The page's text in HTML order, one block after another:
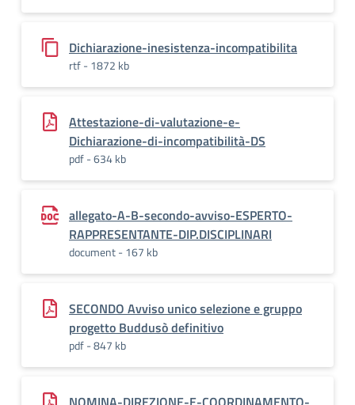
Dichiarazione-inesistenza-incompatibilita
rtf - 1872 kb
Attestazione-di-valutazione-e-
Dichiarazione-di-incompatibilità-DS
pdf - 634 kb
allegato-A-B-secondo-avviso-ESPERTO-
RAPPRESENTANTE-DIP.DISCIPLINARI
document - 167 kb
SECONDO Avviso unico selezione e gruppo
progetto Buddusò definitivo
pdf - 847 kb